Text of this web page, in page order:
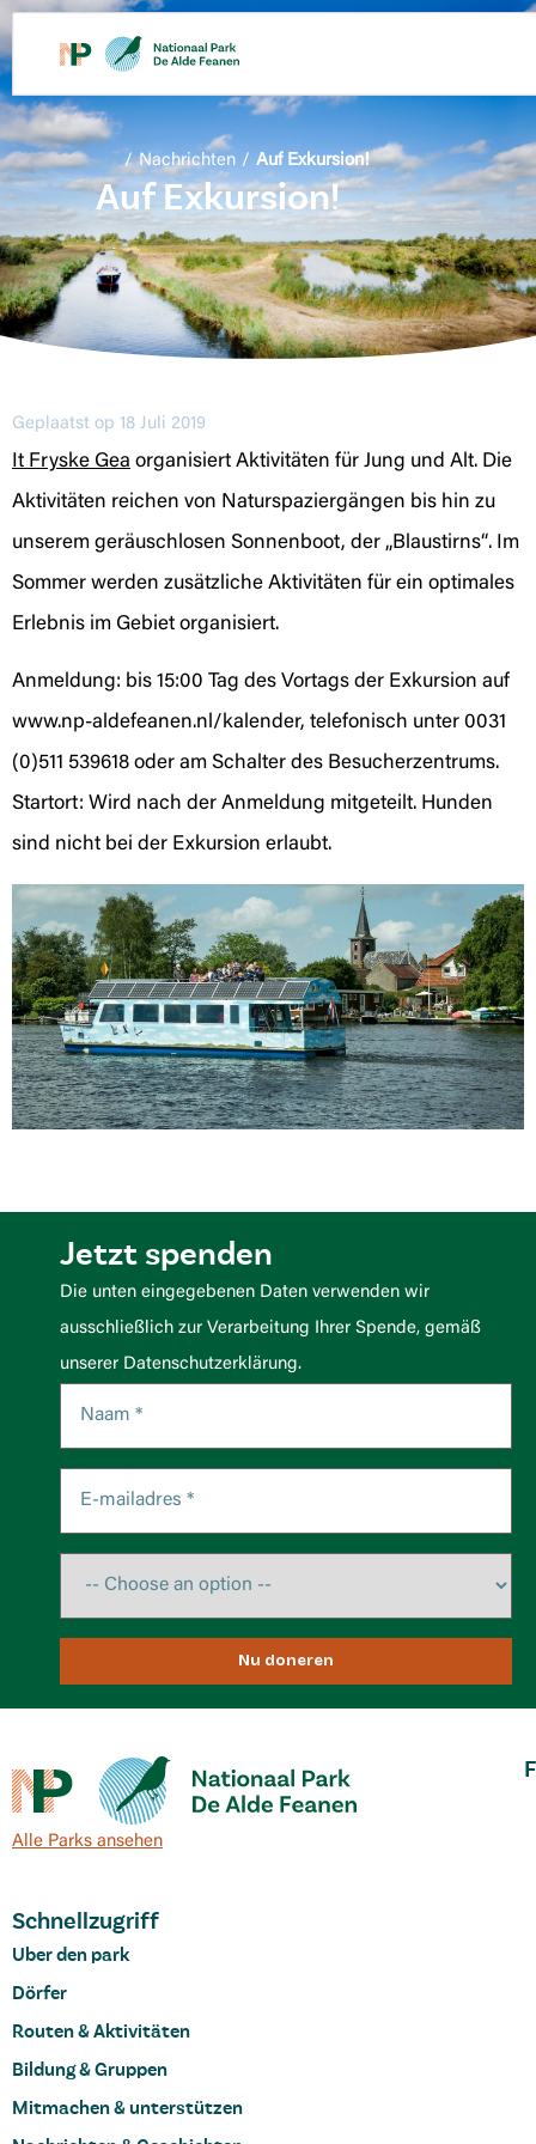
/ Nachrichten / Auf Exkursion!
Auf Exkursion!
Geplaatst op 18 Juli 2019
It Fryske Gea organisiert Aktivitäten für Jung und Alt. Die
Aktivitäten reichen von Naturspaziergängen bis hin zu
unserem geräuschlosen Sonnenboot, der „Blaustirns“. Im
Sommer werden zusätzliche Aktivitäten für ein optimales
Erlebnis im Gebiet organisiert.
Anmeldung: bis 15:00 Tag des Vortags der Exkursion auf
www.np-aldefeanen.nl/kalender, telefonisch unter 0031
(0)511 539618 oder am Schalter des Besucherzentrums.
Startort: Wird nach der Anmeldung mitgeteilt. Hunden
sind nicht bei der Exkursion erlaubt.
Jetzt spenden
Die unten eingegebenen Daten verwenden wir
ausschließlich zur Verarbeitung Ihrer Spende, gemäß
unserer Datenschutzerklärung.
Nu doneren
Alle Parks ansehen
Schnellzugriff
Uber den park
Dörfer
Routen & Aktivitäten
Bildung & Gruppen
Mitmachen & unterstützen